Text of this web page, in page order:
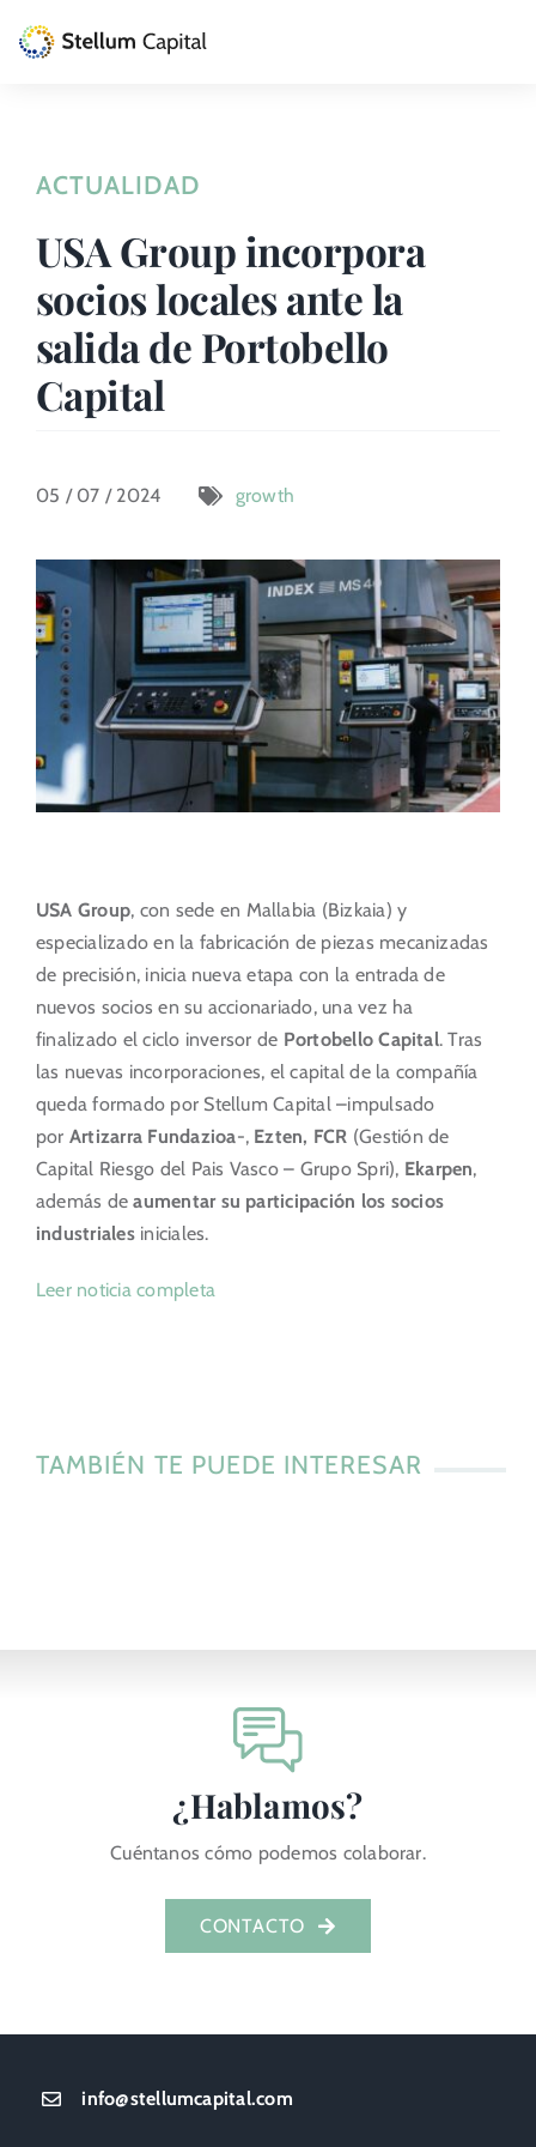
Private Equity
Venture Capital
Artizarra Fundazioa
ESG
Portal del Inversor
ES
ACTUALIDAD
USA Group incorpora
socios locales ante la
salida de Portobello
Capital
05 / 07 / 2024 growth
USA Group, con sede en Mallabia (Bizkaia) y
especializado en la fabricación de piezas mecanizadas
de precisión, inicia nueva etapa con la entrada de
nuevos socios en su accionariado, una vez ha
finalizado el ciclo inversor de Portobello Capital. Tras
las nuevas incorporaciones, el capital de la compañía
queda formado por Stellum Capital –impulsado
por Artizarra Fundazioa-, Ezten, FCR (Gestión de
Capital Riesgo del Pais Vasco – Grupo Spri), Ekarpen,
además deaumentar su participación los socios
industrialesiniciales.
Leer noticia completa
TAMBIÉN TE PUEDE INTERESAR
¿Hablamos?
Cuéntanos cómo podemos colaborar.
CONTACTO
info@stellumcapital.com